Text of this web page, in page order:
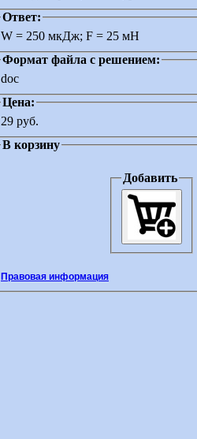
Ответ:
W = 250 мкДж; F = 25 мН
Формат файла с решением:
doc
Цена:
29 руб.
В корзину
Добавить
Правовая информация